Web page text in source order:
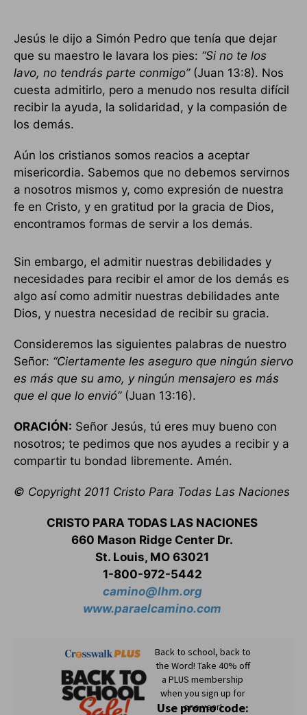
Jesús le dijo a Simón Pedro que tenía que dejar
que su maestro le lavara los pies: “Si no te los
lavo, no tendrás parte conmigo”(Juan 13:8). Nos
cuesta admitirlo, pero a menudo nos resulta difícil
recibir la ayuda, la solidaridad, y la compasión de
los demás.
Aún los cristianos somos reacios a aceptar
misericordia. Sabemos que no debemos servirnos
a nosotros mismos y, como expresión de nuestra
fe en Cristo, y en gratitud por la gracia de Dios,
encontramos formas de servir a los demás.
Sin embargo, el admitir nuestras debilidades y
necesidades para recibir el amor de los demás es
algo así como admitir nuestras debilidades ante
Dios, y nuestra necesidad de recibir su gracia.
Consideremos las siguientes palabras de nuestro
Señor: “Ciertamente les aseguro que ningún siervo
es más que su amo, y ningún mensajero es más
que el que lo envió”(Juan 13:16).
ORACIÓN: Señor Jesús, tú eres muy bueno con
nosotros; te pedimos que nos ayudes a recibir y a
compartir tu bondad libremente. Amén.
© Copyright 2011 Cristo Para Todas Las Naciones
CRISTO PARA TODAS LAS NACIONES
660 Mason Ridge Center Dr.
St. Louis, MO 63021
1-800-972-5442
camino@lhm.org
www.paraelcamino.com